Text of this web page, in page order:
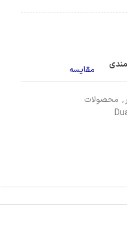
مقایسه
, محصولات